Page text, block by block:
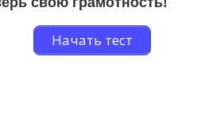
Начать тест